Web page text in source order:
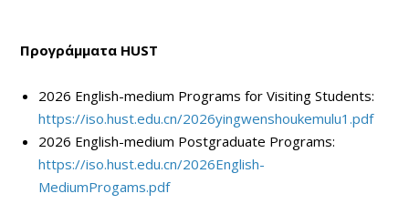
Προγράμματα HUST
2026 English-medium Programs for Visiting Students:
https://iso.hust.edu.cn/2026yingwenshoukemulu1.pdf
2026 English-medium Postgraduate Programs:
https://iso.hust.edu.cn/2026English-
MediumProgams.pdf